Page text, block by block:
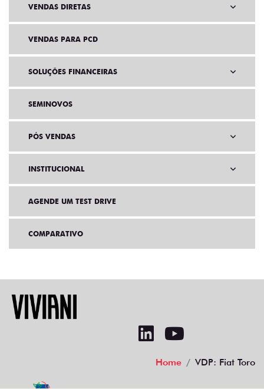
VENDAS DIRETAS
VENDAS PARA PCD
SOLUÇÕES FINANCEIRAS
SEMINOVOS
PÓS VENDAS
INSTITUCIONAL
AGENDE UM TEST DRIVE
COMPARATIVO
Home VDP: Fiat Toro